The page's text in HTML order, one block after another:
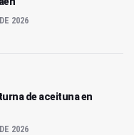
2026
de aceituna en
2026